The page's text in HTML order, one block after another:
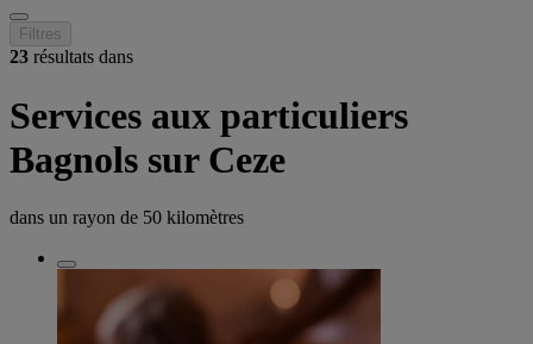
Filtres
23 résultats dans
Services aux particuliers
Bagnols sur Ceze
dans un rayon de 50 kilomètres